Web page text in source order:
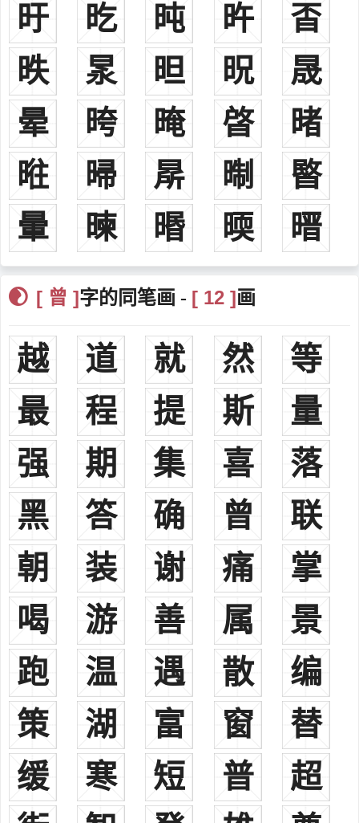
主任兼中央人民政府纺织工业部部长、中央人民政府商业部部长等
曾中生（1900—1935），原名曾钟圣，字炎光，湖南资兴人，是
中国工农红军杰出指挥员，军事家。
郡望
鲁郡：西汉改薛郡置鲁国，治在鲁县（今山东省曲阜）。相当今
山东曲阜、滕州市、泗水等县地。晋改为鲁郡。
天水郡：西汉元鼎三年（公元前114年）初置郡，治所在平襄
（今甘肃省通渭县西北）。
庐陵郡：东汉时置郡，治所在石阳（今江西省永丰县，也就是吉
水东北地区），三国吴移治高昌（今江西省泰和西北）。相当今江西
永新、峡江、乐安、石城以南地区。
武城郡，所在今山西省吉县。
三省堂：孔子弟子曾参非常注意修身，每天从三方面检查自己：
（1）为人做事有没有尽到心；（2）和朋友交往有没有失信；（3）
老师教的东西有没有复习好。“三省堂”即由此得名。
武城堂：曾氏源出姒姓。夏帝少康封小儿子曲烈于鄫（在山东省
苍山县西北）建立鄫国，灭国后太子巫逃往鲁国，后称之武城。[5]
追远堂：取春秋末期鲁国南武城（今山东省费县）人曾参“慎终追
远”之意。
此外，曾氏的主要堂号还有：“鲁阳堂”、“敦本堂”、“宗圣堂”、
“守约堂”、“养志堂”、“若文堂”、“武城第”。等。
一、
现行较常见姓氏。今北京、内蒙古之乌海、河北之尚义，山东之
平邑、山西之太原、江西之金溪、广西之田林、贵州之从江、云南之
泸水及河口、陇川等地均有分布。汉、壮、彝、京、回、苗、满、
傣、土家、布依等多个民族皆有此姓。《郑通志·氏族略》亦收载，其
注云：“亦作‘鄫’；亦作‘缯’。姒姓，子爵。今沂州承县东八十里故鄫
城是也。夏少康封其少子曲烈于鄫，襄六年莒灭之。鄫太子巫仕鲁，
去‘邑’为‘曾’氏。”望出鲁国。春秋时鲁有曾参，孔丘门人；宋代有曾
公亮；清代有曾国藩。
二、
现行罕见姓氏。今甘肃之酒泉市有分布。(按：曾，作为姓氏多读
zēng；“曾”之céng姓，可能因方音而异读，疑即zēng姓。或为zēng姓之
旴
㫓 旽 旿
㫘
昳
㫤 㫜 㫛
晟
晕
晇 晻 晵
暏
暀
㫶 㫹 㫼
暋
暈
暕 㬆 㬉 㬐
[ 曾 ]字的同笔画 - [ 12 ]画
越 道 就 然
等
最
程 提 斯
量
强
期 集 喜
落
黑
答 确 曾
联
朝
装 谢 痛
掌
喝
游 善 属
景
跑
温 遇 散
编
策
湖 富 窗
替
缓
寒 短 普
超